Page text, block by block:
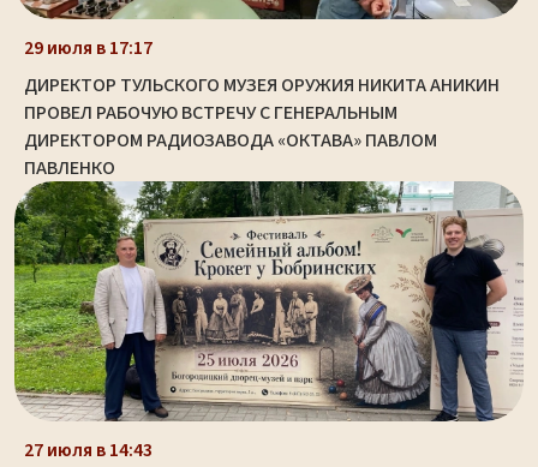
29 июля в 17:17
ДИРЕКТОР ТУЛЬСКОГО МУЗЕЯ ОРУЖИЯ НИКИТА АНИКИН
ПРОВЕЛ РАБОЧУЮ ВСТРЕЧУ С ГЕНЕРАЛЬНЫМ
ДИРЕКТОРОМ РАДИОЗАВОДА «ОКТАВА» ПАВЛОМ
ПАВЛЕНКО
27 июля в 14:43